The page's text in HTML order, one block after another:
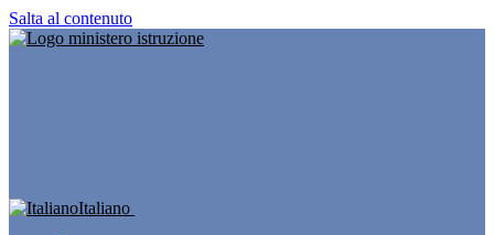
Salta al contenuto
Italiano